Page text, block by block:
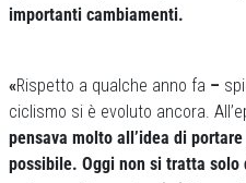
importanti cambiamenti.
«Rispetto a qualche anno fa –
ciclismo si è evoluto ancora.
pensava molto all’idea di
possibile. Oggi non si tratta solo